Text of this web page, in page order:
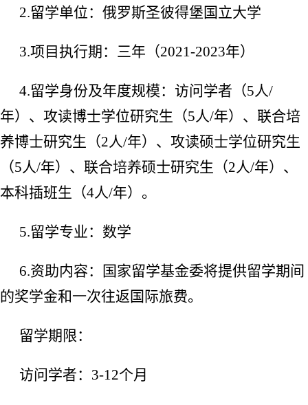
2.留学单位：俄罗斯圣彼得堡国立大学
3.项目执行期：三年（2021-2023年）
4.留学身份及年度规模：访问学者（5人/
年）、攻读博士学位研究生（5人/年）、联合培
养博士研究生（2人/年）、攻读硕士学位研究生
（5人/年）、联合培养硕士研究生（2人/年）、
本科插班生（4人/年）。
5.留学专业：数学
6.资助内容：国家留学基金委将提供留学期间
的奖学金和一次往返国际旅费。
留学期限：
访问学者： 3-12个月